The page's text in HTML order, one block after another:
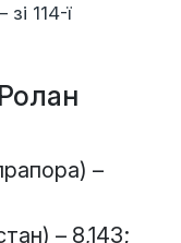
114-ї
–
– 8,143;